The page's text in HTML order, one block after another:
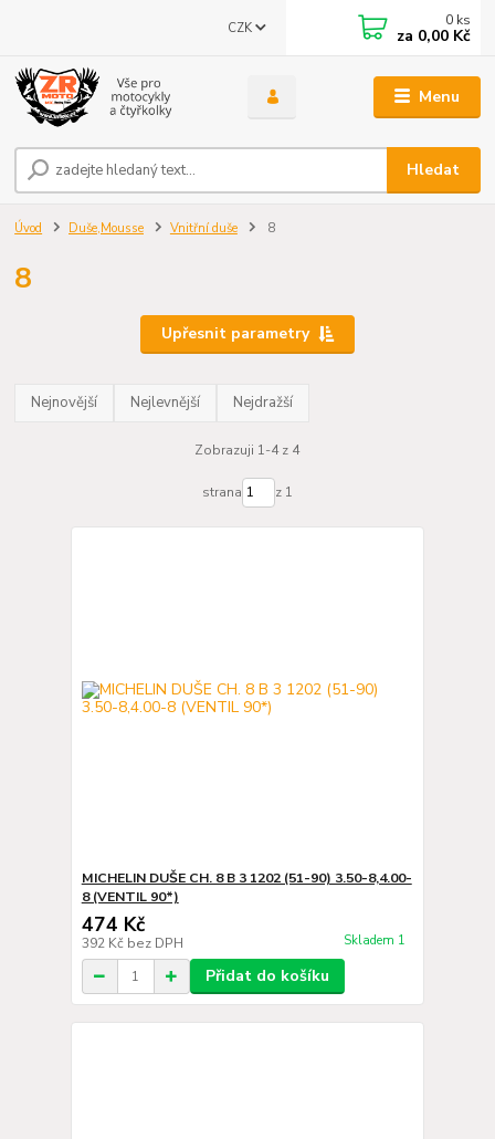
Menu
CZK
Hledat
0 ks
za 0,00 Kč
Úvod Duše,Mousse Vnitřní duše 8
8
Upřesnit parametry
Nejnovější Nejlevnější Nejdražší
Zobrazuji 1-4 z 4
strana z 1
MICHELIN DUŠE CH. 8 B 3 1202 (51-90) 3.50-8,4.00-
8 (VENTIL 90*)
474 Kč
392 Kč bez DPH Skladem 1
Přidat do košíku